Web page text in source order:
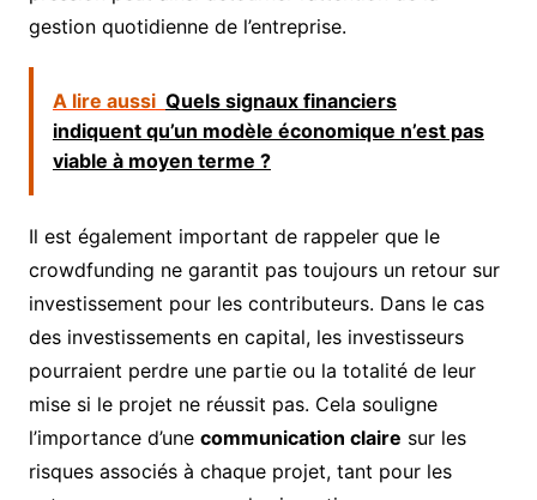
gestion quotidienne de l’entreprise.
A lire aussi Quels signaux financiers
indiquent qu’un modèle économique n’est pas
viable à moyen terme ?
Il est également important de rappeler que le
crowdfunding ne garantit pas toujours un retour sur
investissement pour les contributeurs. Dans le cas
des investissements en capital, les investisseurs
pourraient perdre une partie ou la totalité de leur
mise si le projet ne réussit pas. Cela souligne
l’importance d’une communication claire sur les
risques associés à chaque projet, tant pour les